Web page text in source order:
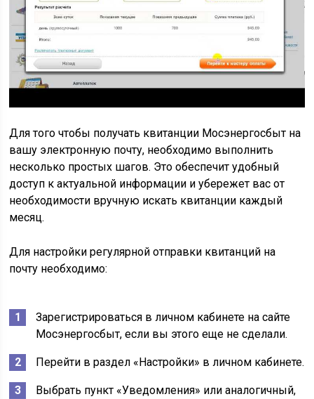
Для того чтобы получать квитанции Мосэнергосбыт на
вашу электронную почту, необходимо выполнить
несколько простых шагов. Это обеспечит удобный
доступ к актуальной информации и убережет вас от
необходимости вручную искать квитанции каждый
месяц.
Для настройки регулярной отправки квитанций на
почту необходимо:
Зарегистрироваться в личном кабинете на сайте
Мосэнергосбыт, если вы этого еще не сделали.
Перейти в раздел «Настройки» в личном кабинете.
Выбрать пункт «Уведомления» или аналогичный,